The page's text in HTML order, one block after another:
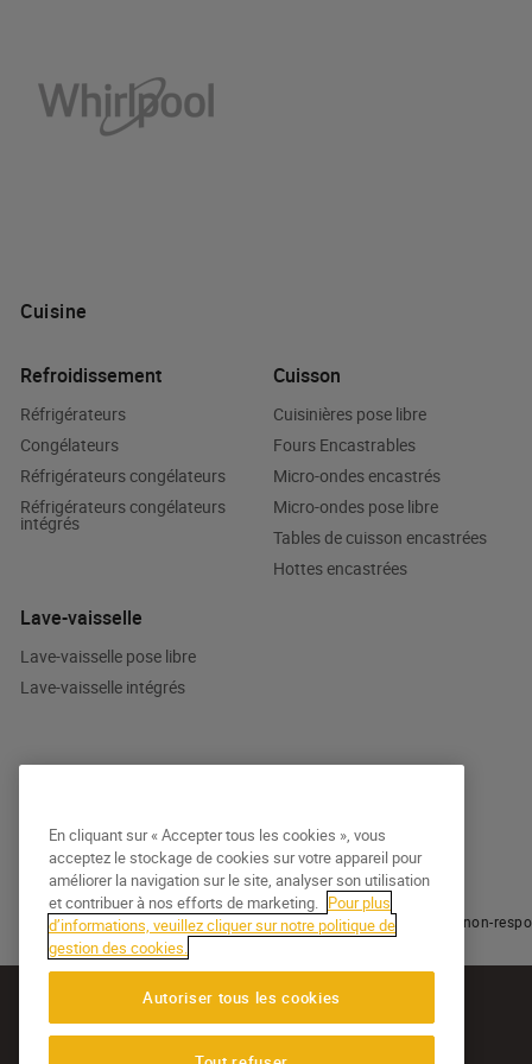
Cuisine
Refroidissement
Réfrigérateurs
Congélateurs
Réfrigérateurs congélateurs
Réfrigérateurs congélateurs
intégrés
Cuisson
Cuisinières pose libre
Fours Encastrables
Micro-ondes encastrés
Micro-ondes pose libre
Tables de cuisson encastrées
Hottes encastrées
Lave-vaisselle
Lave-vaisselle pose libre
Lave-vaisselle intégrés
Blog
© 2026 Whirlpool Politique relative aux cookies Avis de non-
En cliquant sur « Accepter tous les cookies », vous
acceptez le stockage de cookies sur votre appareil pour
améliorer la navigation sur le site, analyser son utilisation
et contribuer à nos efforts de marketing. Pour plus
d’informations, veuillez cliquer sur notre politique de
gestion des cookies.
Autoriser tous les cookies